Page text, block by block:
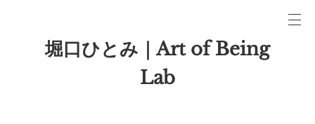
堀口ひとみ｜Art of Being
Lab